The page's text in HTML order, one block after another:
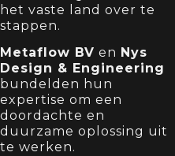
het vaste land over te
stappen.
Metaflow BV en Nys
Design & Engineering
bundelden hun
expertise om een
doordachte en
duurzame oplossing uit
te werken.